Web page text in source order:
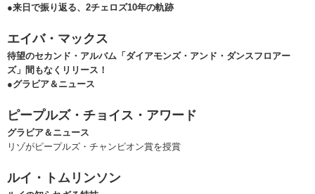
●来日で振り返る、2チェロズ10年の軌跡
エイバ・マックス
待望のセカンド・アルバム「ダイアモンズ・アンド・ダンスフロアー
ズ」間もなくリリース！
●グラビア＆ニュース
ピープルズ・チョイス・アワード
グラビア＆ニュース
リゾがピープルズ・チャンピオン賞を授賞
ルイ・トムリンソン